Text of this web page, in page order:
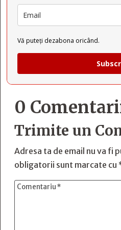
Vă puteți dezabona oricând.
0
Trimite un
Adresa ta de email nu va fi
obligatorii sunt marcate cu